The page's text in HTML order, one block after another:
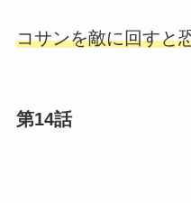
コサンを敵に回すと
第14話